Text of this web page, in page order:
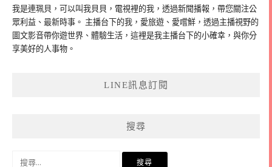
我是連珮貝，可以叫我貝貝，電視裡的我，透過新聞播報，帶您關注公
眾利益、最新時事。 主播台下的我，愛旅遊、愛嚐鮮，透過主播視野的
圖文影音帶你遊世界、體驗生活，這裡是我主播台下的小確幸，與你分
享美好的人事物。
LINE訊息訂閱
搜尋